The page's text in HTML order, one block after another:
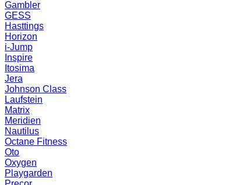
Gambler
GESS
Hasttings
Horizon
i-Jump
Inspire
Itosima
Jera
Johnson Class
Laufstein
Matrix
Meridien
Nautilus
Octane Fitness
Oto
Oxygen
Playgarden